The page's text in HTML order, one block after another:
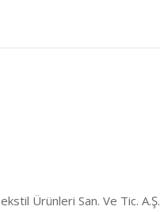
Ürünleri San. Ve Tic. A.Ş.